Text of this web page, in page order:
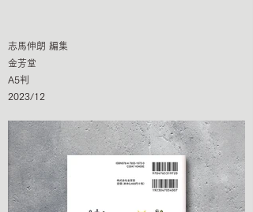
志馬伸朗 編集
金芳堂
A5判
2023/12